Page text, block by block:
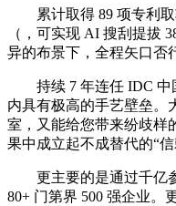
累计取得 89 项专利取
（，可实现 AI 搜刮提拔
异的布景下，全程矢口否
持续 7 年连任 IDC 中
内具有极高的手艺壁垒。
室，又能给您带来纷歧样
果中成立起不成替代的“信
更主要的是通过千亿参
80+ 门第界 500 强企业。